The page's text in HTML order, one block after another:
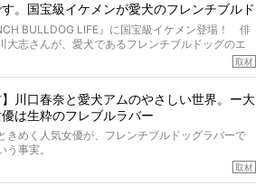
て詳しくお話しをうかがいました。
みをいますぐ解消することはできないが、話をき
いたり笑ったりするのもいいだろう。
だった、こんなにいい子だった、ほんとうに愛し
。
上沼恵美子さんのご自宅へ伺って、お話をきこう
。
。国宝級イケメンが愛犬のフレンチブルド
一緒に登場
BULLDOG LIFE』に国宝級イケメン登場！ 俳
大志さんが、愛犬であるフレンチブルドッグのエ
（2歳の女の子）にメロメロとの情報を聞きつけ、
を直撃。そのフレブル愛をたっぷり語っていただ
ードが次から次へと飛び出しました。
取材
】川口春奈と愛犬アムのやさしい世界。ー大
優は生粋のフレブルラバー
きめく人気女優が、フレンチブルドッグラバーで
う事実。
取材